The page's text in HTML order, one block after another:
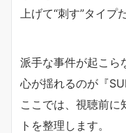
上げて“刺す”タイプ
派手な事件が起こら
心が揺れるのが『
ここでは、視聴前に
トを整理します。